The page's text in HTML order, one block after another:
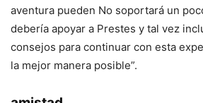
aventura pueden No soportará un
debería apoyar a Prestes y tal vez
consejos para continuar con esta
la mejor manera posible”.